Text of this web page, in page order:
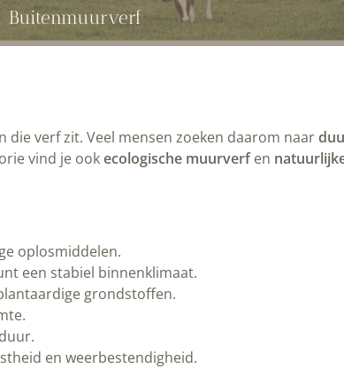
Buitenmuurverf
die verf zit. Veel mensen zoeken daarom naar
vind je ookecologische muurverfen
oplosmiddelen.
een stabiel binnenklimaat.
grondstoffen.
en weerbestendigheid.